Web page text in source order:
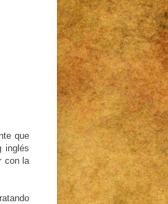
que
inglés
con la